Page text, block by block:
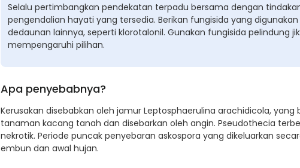
Selalu pertimbangkan pendekatan terpadu bersama dengan
pengendalian hayati yang tersedia. Berikan fungisida yang
dedaunan lainnya, seperti klorotalonil. Gunakan fungisida pelindung
mempengaruhi pilihan.
Apa penyebabnya?
Kerusakan disebabkan oleh jamur Leptosphaerulina arachidicola,
tanaman kacang tanah dan disebarkan oleh angin. Pseudothecia
nekrotik. Periode puncak penyebaran askospora yang dikeluarkan
embun dan awal hujan.